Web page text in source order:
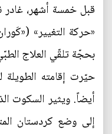
قبل خمسة أشهر، غادر
«حركة التغيير»
بحجّة تلقّي العلاج
حيّرت إقامته
أيضاً. ويثير السكوت
إلى وضع كردستان